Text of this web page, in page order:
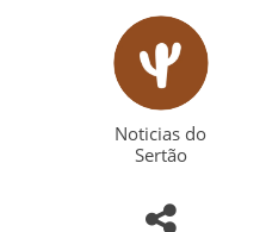
Noticias do
Sertão